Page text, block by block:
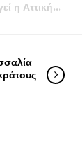
η Αττική…